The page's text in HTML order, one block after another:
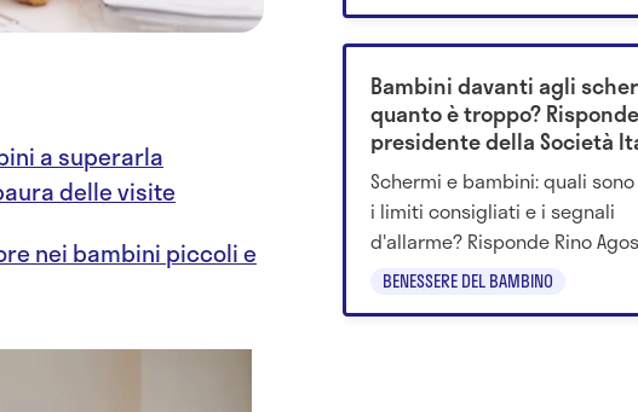
a superarla
delle visite
nei bambini piccoli e
BENESSERE DEL BAMBINO
Bambini davanti agli
quanto è troppo?
presidente della Società
di Pediatria
Schermi e bambini: quali
i limiti consigliati e i segnali
d'allarme? Risponde Rino
presidente della SIP.